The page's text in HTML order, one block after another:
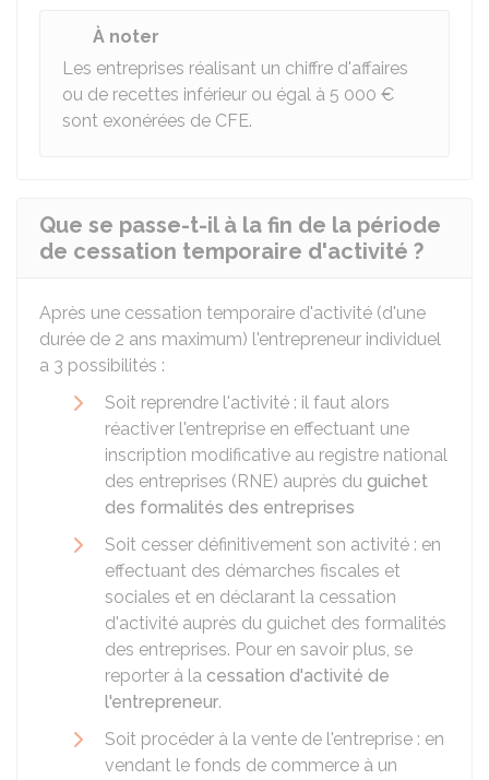
À noter
Les entreprises réalisant un chiffre d'affaires
ou de recettes inférieur ou égal à 5 000 €
sont exonérées de CFE.
Que se passe-t-il à la fin de la période
de cessation temporaire d'activité ?
Après une cessation temporaire d'activité (d'une
durée de 2 ans maximum) l'entrepreneur individuel
a 3 possibilités :
Soit reprendre l'activité : il faut alors
réactiver l'entreprise en effectuant une
inscription modificative au registre national
des entreprises (RNE) auprès du guichet
des formalités des entreprises
Soit cesser définitivement son activité : en
effectuant des démarches fiscales et
sociales et en déclarant la cessation
d'activité auprès du guichet des formalités
des entreprises. Pour en savoir plus, se
reporter à la cessation d'activité de
l'entrepreneur.
Soit procéder à la vente de l'entreprise : en
vendant le fonds de commerce à un